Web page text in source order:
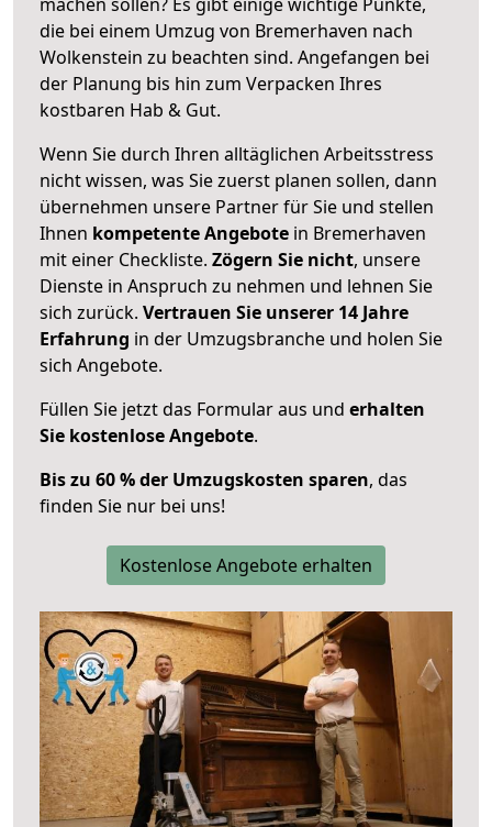
die bei einem Umzug von Bremerhaven nach
Wolkenstein zu beachten sind. Angefangen bei
der Planung bis hin zum Verpacken Ihres
kostbaren Hab & Gut.
Wenn Sie durch Ihren alltäglichen Arbeitsstress
nicht wissen, was Sie zuerst planen sollen, dann
übernehmen unsere Partner für Sie und stellen
Ihnen kompetente Angebote in Bremerhaven
mit einer Checkliste. Zögern Sie nicht, unsere
Dienste in Anspruch zu nehmen und lehnen Sie
sich zurück. Vertrauen Sie unserer 14 Jahre
Erfahrung in der Umzugsbranche und holen Sie
sich Angebote.
Füllen Sie jetzt das Formular aus und erhalten
Sie kostenlose Angebote.
Bis zu 60 % der Umzugskosten sparen, das
finden Sie nur bei uns!
Kostenlose Angebote erhalten